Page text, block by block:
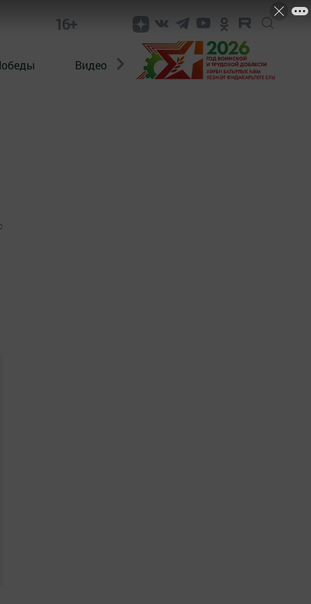
16+
Видео Конкурсы ЭтноДети